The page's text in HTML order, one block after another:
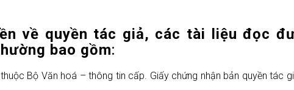
về quyền tác giả, các tài liệu đọc
bao gồm:
Bộ Văn hoá – thông tin cấp. Giấy chứng nhận bản quyền tác